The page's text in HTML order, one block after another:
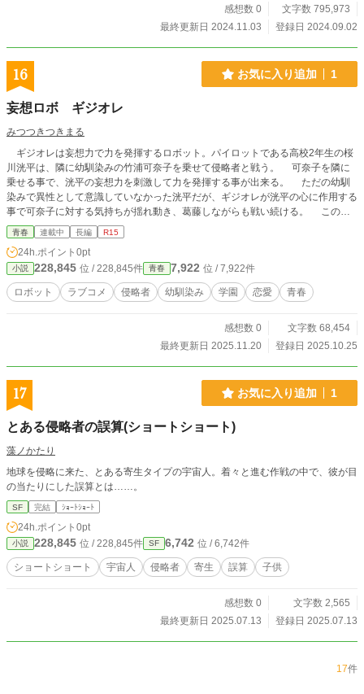
感想数 0
文字数 795,973
最終更新日 2024.11.03
登録日 2024.09.02
16 お気に入り追加 1
妄想ロボ ギジオレ
みつつきつきまる
ギジオレは妄想力で力を発揮するロボット。パイロットである高校2年生の桜
川洸平は、隣に幼馴染みの竹浦可奈子を乗せて侵略者と戦う。 可奈子を隣に
乗せる事で、洸平の妄想力を刺激して力を発揮する事が出来る。 ただの幼馴
染みで異性として意識していなかった洸平だが、ギジオレが洸平の心に作用する
事で可奈子に対する気持ちが揺れ動き、葛藤しながらも戦い続ける。 この先
二人の気持ちにどのような変化が現れるのか。 カクヨム、なろうで連載して
いた物を大幅に書き直した物です。 R15は念のため。
青春 連載中 長編 R15
24h.ポイント 0pt
小説 228,845 位 / 228,845件 青春 7,922 位 / 7,922件
ロボット ラブコメ 侵略者 幼馴染み 学園 恋愛 青春
感想数 0
文字数 68,454
最終更新日 2025.11.20
登録日 2025.10.25
17 お気に入り追加 1
とある侵略者の誤算(ショートショート)
藻ノかたり
地球を侵略に来た、とある寄生タイプの宇宙人。着々と進む作戦の中で、彼が目
の当たりにした誤算とは……。
SF 完結 ｼｮｰﾄｼｮｰﾄ
24h.ポイント 0pt
小説 228,845 位 / 228,845件 SF 6,742 位 / 6,742件
ショートショート 宇宙人 侵略者 寄生 誤算 子供
感想数 0
文字数 2,565
最終更新日 2025.07.13
登録日 2025.07.13
17件